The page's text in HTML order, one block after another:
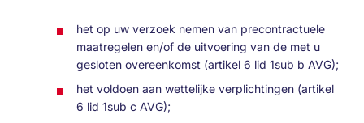
het op uw verzoek nemen van precontractuele
maatregelen en/of de uitvoering van de met u
gesloten overeenkomst (artikel 6 lid 1sub b AVG);
het voldoen aan wettelijke verplichtingen (artikel
6 lid 1sub c AVG);